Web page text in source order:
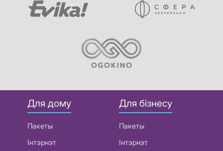
Для дому
Пакеты
Інтэрнэт
Для бізнесу
Пакеты
Інтэрнэт